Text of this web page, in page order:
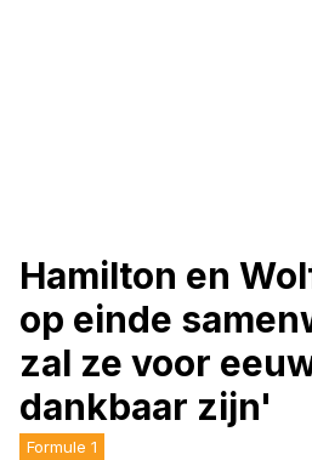
Hamilton en
op einde
zal ze voor
dankbaar zijn'
Formule 1